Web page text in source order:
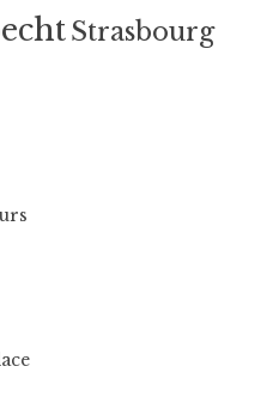
Strasbourg